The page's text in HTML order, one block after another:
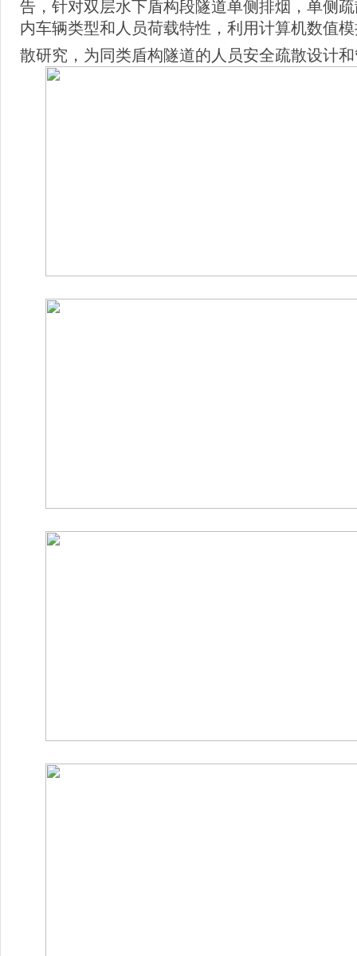
告，针对双层水下盾构段隧道单侧排烟，单侧
内车辆类型和人员荷载特性，利用计算机数值
散研究，为同类盾构隧道的人员安全疏散设计